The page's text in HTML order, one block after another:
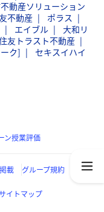
動産ソリューション
不動産
ポラス
エイブル
大和リ
友トラスト不動産
ク]
セキスイハイ
ン授業評価
載
グループ規約
イトマップ